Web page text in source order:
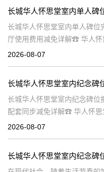
长城华人怀思堂室内单人碑位
厅使用费用减免详解☎ 华人怀
838-5063引言随着社会的发展
2026-08-07
长城华人怀思堂室内纪念碑位
配套同步减免详解☎ 华人怀
5063一、引言随着社会的发展
2026-08-07